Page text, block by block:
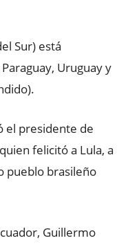
Sur) está
Uruguay y
el presidente de
felicitó a Lula, a
pueblo brasileño
Guillermo